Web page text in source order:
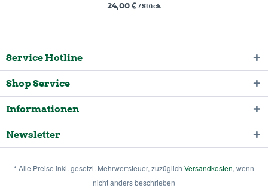
24,00 € / Stück
Service Hotline
Shop Service
Informationen
Newsletter
* Alle Preise inkl. gesetzl. Mehrwertsteuer, zuzüglich Versandkosten, wenn
nicht anders beschrieben